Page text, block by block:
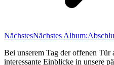
NächstesNächstes Album:
Bei unserem Tag der offenen Tür
interessante Einblicke in unsere